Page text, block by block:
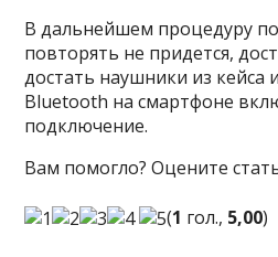
В дальнейшем процедуру
повторять не придется,
достать наушники из кейса
Bluetooth на смартфоне
подключение.
Вам помогло? Оцените
(1 гол., 5,00)